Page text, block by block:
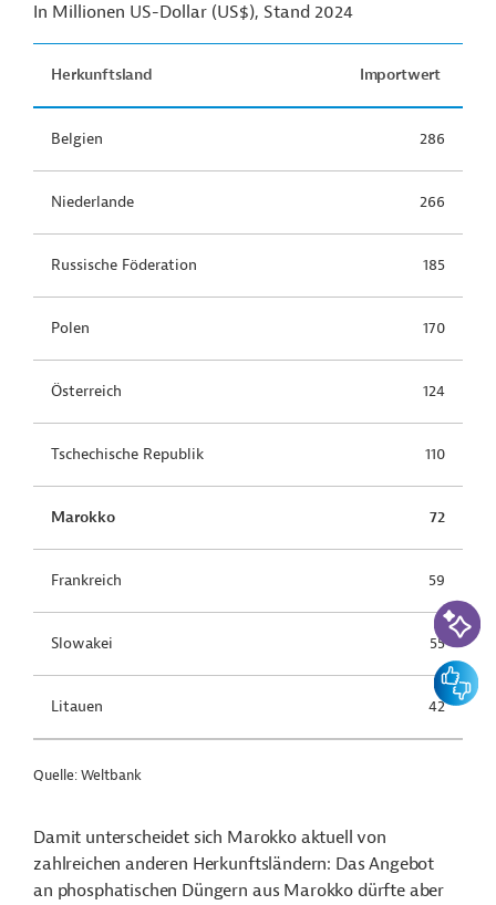
In Millionen US-Dollar (US$), Stand 2024
Herkunftsland Importwert
Belgien 286
Niederlande 266
Russische Föderation 185
Polen 170
Österreich 124
Tschechische Republik 110
Marokko 72
Frankreich 59
Slowakei 55
Litauen 42
Quelle: Weltbank
Damit unterscheidet sich Marokko aktuell von
zahlreichen anderen Herkunftsländern: Das Angebot
an phosphatischen Düngern aus Marokko dürfte aber
KI-